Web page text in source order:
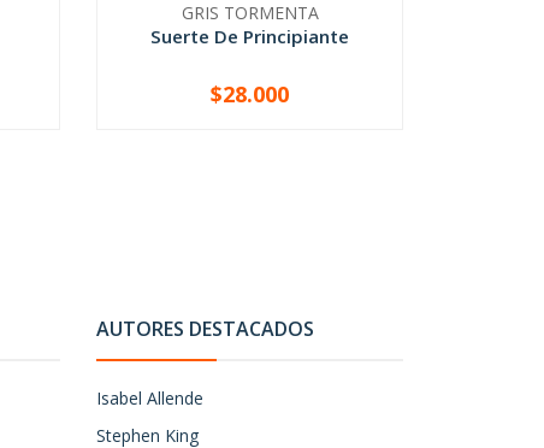
GRIS TORMENTA
Suerte De Principiante
+
$28.000
AUTORES DESTACADOS
Isabel Allende
Stephen King